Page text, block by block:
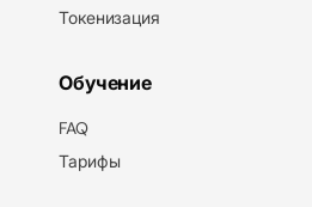
Токенизация
Обучение
FAQ
Тарифы